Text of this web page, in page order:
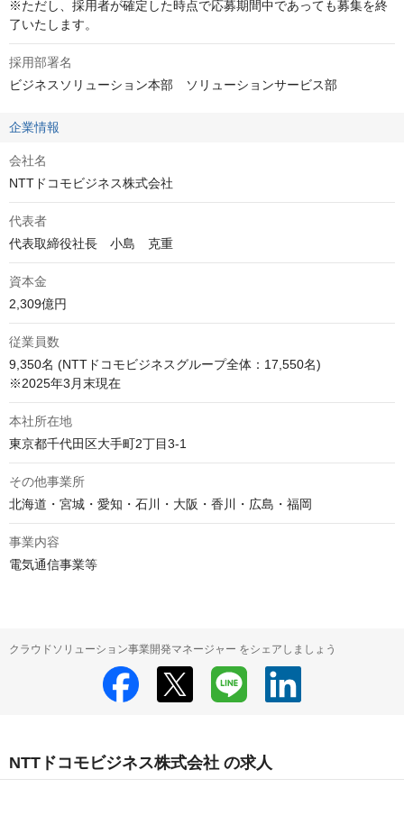
※ただし、採用者が確定した時点で応募期間中であっても募集を終
了いたします。
採用部署名
ビジネスソリューション本部　ソリューションサービス部
企業情報
会社名
NTTドコモビジネス株式会社
代表者
代表取締役社長　小島　克重
資本金
2,309億円
従業員数
9,350名 (NTTドコモビジネスグループ全体：17,550名)
※2025年3月末現在
本社所在地
東京都千代田区大手町2丁目3-1
その他事業所
北海道・宮城・愛知・石川・大阪・香川・広島・福岡
事業内容
電気通信事業等
クラウドソリューション事業開発マネージャー をシェアしましょう
NTTドコモビジネス株式会社 の求人